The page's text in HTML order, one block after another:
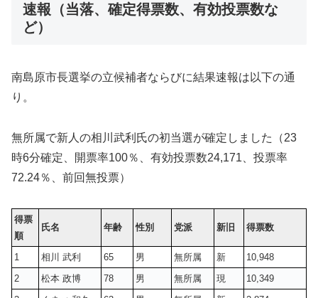
速報（当落、確定得票数、有効投票数な
ど）
南島原市長選挙の立候補者ならびに結果速報は以下の通
り。
無所属で新人の相川武利氏の初当選が確定しました（23
時6分確定、開票率100％、有効投票数24,171 、投票率
72.24％、前回無投票）
得票
順
氏名 年齢 性別 党派 新旧 得票数
1 相川 武利 65 男 無所属 新
10,948
2
松本 政博 78 男 無所属 現
10,349